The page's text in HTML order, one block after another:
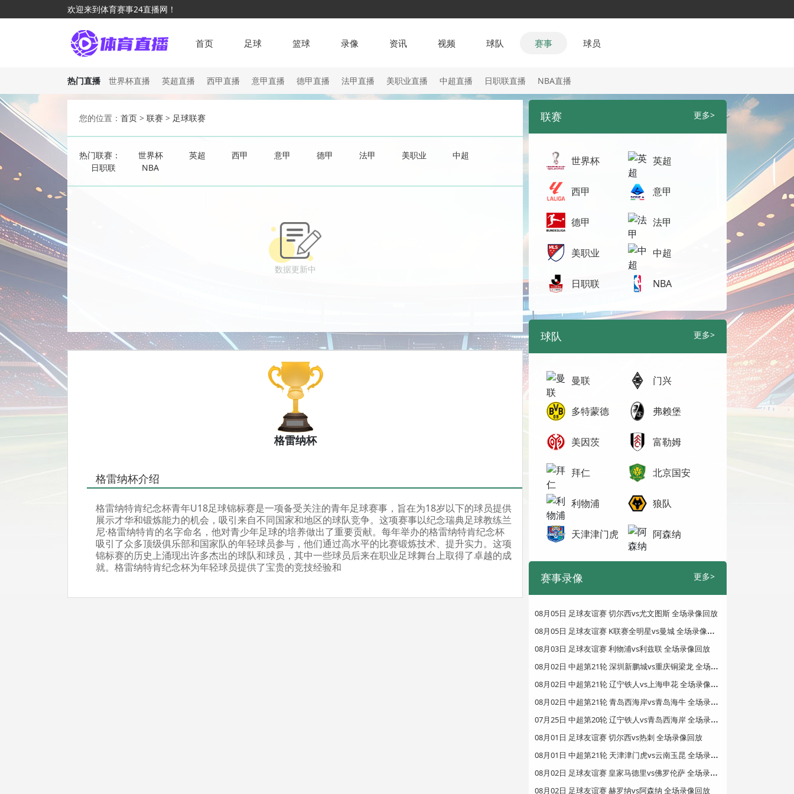
欢迎来到体育赛事24直播网！
首页 足球 篮球 录像 资讯 视频 球队 赛事 球员
热门直播 世界杯直播 英超直播 西甲直播 意甲直播 德甲直播 法甲直播 美职业直播 中超直播 日职联直播 NBA直播
您的位置： 首页 > 联赛 > 足球联赛
热门联赛： 世界杯 英超 西甲 意甲 德甲 法甲 美职业
中超
日职联
NBA
数据更新中
格雷纳杯
格雷纳杯介绍
格雷纳特肯纪念杯青年U18足球锦标赛是一项备受关注的青年足球赛事，旨在为18岁以下的球员提供
展示才华和锻炼能力的机会，吸引来自不同国家和地区的球队竞争。这项赛事以纪念瑞典足球教练兰
尼·格雷纳特肯的名字命名，他对青少年足球的培养做出了重要贡献。每年举办的格雷纳特肯纪念杯
吸引了众多顶级俱乐部和国家队的年轻球员参与，他们通过高水平的比赛锻炼技术、提升实力。这项
锦标赛的历史上涌现出许多杰出的球队和球员，其中一些球员后来在职业足球舞台上取得了卓越的成
就。格雷纳特肯纪念杯为年轻球员提供了宝贵的竞技经验和
联赛 更多>
世界杯 英超
西甲 意甲
德甲 法甲
美职业 中超
日职联 NBA
球队 更多>
曼联 门兴
多特蒙德 弗赖堡
美因茨 富勒姆
拜仁 北京国安
利物浦 狼队
天津津门虎 阿森纳
赛事录像 更多>
08月05日 足球友谊赛 切尔西vs尤文图斯 全场录像回放
0
8月05日 足球友谊赛 K联赛全明星vs曼城 全场录像回放
08月03日 足球友谊赛 利物浦vs利兹联 全场录像回放
0
8月02日 中超第21轮 深圳新鹏城vs重庆铜梁龙 全场录像回放
0
8月02日 中超第21轮 辽宁铁人vs上海申花 全场录像回放
0
8月02日 中超第21轮 青岛西海岸vs青岛海牛 全场录像回放
0
7月25日 中超第20轮 辽宁铁人vs青岛西海岸 全场录像回放
08月01日 足球友谊赛 切尔西vs热刺 全场录像回放
0
8月01日 中超第21轮 天津津门虎vs云南玉昆 全场录像回放
0
8月02日 足球友谊赛 皇家马德里vs佛罗伦萨 全场录像回放
08月02日 足球友谊赛 赫罗纳vs阿森纳 全场录像回放